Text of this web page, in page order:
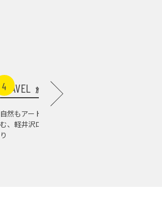
4
TRAVEL 旅行
自然もアートもグルメも楽し
む、軽井沢ローカルスポット巡
り